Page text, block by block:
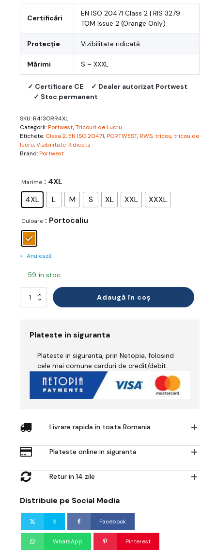
Certificări
EN ISO 20471 Class 2 | RIS 3279
TOM Issue 2 (Orange Only)
Protecție Vizibilitate ridicată
Mărimi S – XXXL
✓ Certificare CE
✓ Dealer autorizat Portwest
✓ Stoc permanent
SKU:R413ORR4XL
Categorii:Portwest,Tricouri de Lucru
Etichete: Clasa 2,EN ISO 20471,PORTWEST,RWS,tricou,tricou de
lucru,Vizibilitate Ridicata
Brand:Portwest
Marime : 4XL
4XL
L M S XL XXL XXXL
Culoare : Portocaliu
Anulează
59 în stoc
Cantitate
Adaugă în coș
Plateste in siguranta
Plateste in siguranta, prin Netopia, folosind
cele mai comune carduri de credit/debit.
Livrare rapida in toata Romania
Plateste online in siguranta
Retur in 14 zile
Distribuie pe Social Media
X Facebook
WhatsApp Pinterest